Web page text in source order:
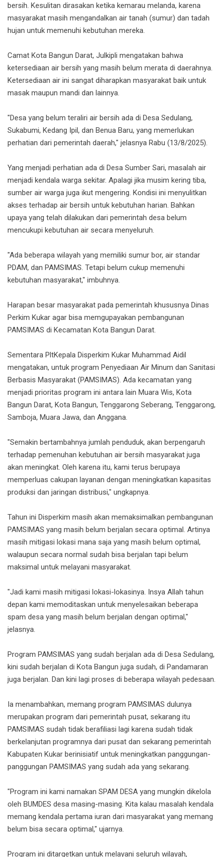
bersih. Kesulitan dirasakan ketika kemarau melanda, karena
masyarakat masih mengandalkan air tanah (sumur) dan tadah
hujan untuk memenuhi kebutuhan mereka.
Camat Kota Bangun Darat, Julkipli mengatakan bahwa
ketersediaan air bersih yang masih belum merata di daerahnya.
Ketersediaan air ini sangat diharapkan masyarakat baik untuk
masak maupun mandi dan lainnya.
"Desa yang belum teraliri air bersih ada di Desa Sedulang,
Sukabumi, Kedang Ipil, dan Benua Baru, yang memerlukan
perhatian dari pemerintah daerah," jelasnya Rabu (13/8/2025).
Yang menjadi perhatian ada di Desa Sumber Sari, masalah air
menjadi kendala warga sekitar. Apalagi jika musim kering tiba,
sumber air warga juga ikut mengering. Kondisi ini menyulitkan
akses terhadap air bersih untuk kebutuhan harian. Bahkan
upaya yang telah dilakukan dari pemerintah desa belum
mencukupi kebutuhan air secara menyeluruh.
"Ada beberapa wilayah yang memiliki sumur bor, air standar
PDAM, dan PAMSIMAS. Tetapi belum cukup memenuhi
kebutuhan masyarakat," imbuhnya.
Harapan besar masyarakat pada pemerintah khususnya Dinas
Perkim Kukar agar bisa memgupayakan pembangunan
PAMSIMAS di Kecamatan Kota Bangun Darat.
Sementara PltKepala Disperkim Kukar Muhammad Aidil
mengatakan, untuk program Penyediaan Air Minum dan Sanitasi
Berbasis Masyarakat (PAMSIMAS). Ada kecamatan yang
menjadi prioritas program ini antara lain Muara Wis, Kota
Bangun Darat, Kota Bangun, Tenggarong Seberang, Tenggarong,
Samboja, Muara Jawa, dan Anggana.
"Semakin bertambahnya jumlah penduduk, akan berpengaruh
terhadap pemenuhan kebutuhan air bersih masyarakat juga
akan meningkat. Oleh karena itu, kami terus berupaya
memperluas cakupan layanan dengan meningkatkan kapasitas
produksi dan jaringan distribusi," ungkapnya.
Tahun ini Disperkim masih akan memaksimalkan pembangunan
PAMSIMAS yang masih belum berjalan secara optimal. Artinya
masih mitigasi lokasi mana saja yang masih belum optimal,
walaupun secara normal sudah bisa berjalan tapi belum
maksimal untuk melayani masyarakat.
"Jadi kami masih mitigasi lokasi-lokasinya. Insya Allah tahun
depan kami memoditaskan untuk menyelesaikan beberapa
spam desa yang masih belum berjalan dengan optimal,"
jelasnya.
Program PAMSIMAS yang sudah berjalan ada di Desa Sedulang,
kini sudah berjalan di Kota Bangun juga sudah, di Pandamaran
juga berjalan. Dan kini lagi proses di beberapa wilayah pedesaan.
Ia menambahkan, memang program PAMSIMAS dulunya
merupakan program dari pemerintah pusat, sekarang itu
PAMSIMAS sudah tidak berafiliasi lagi karena sudah tidak
berkelanjutan programnya dari pusat dan sekarang pemerintah
Kabupaten Kukar berinisiatif untuk meningkatkan panggungan-
panggungan PAMSIMAS yang sudah ada yang sekarang.
"Program ini kami namakan SPAM DESA yang mungkin dikelola
oleh BUMDES desa masing-masing. Kita kalau masalah kendala
memang kendala pertama iuran dari masyarakat yang memang
belum bisa secara optimal," ujarnya.
Program ini ditargetkan untuk melayani seluruh wilayah,